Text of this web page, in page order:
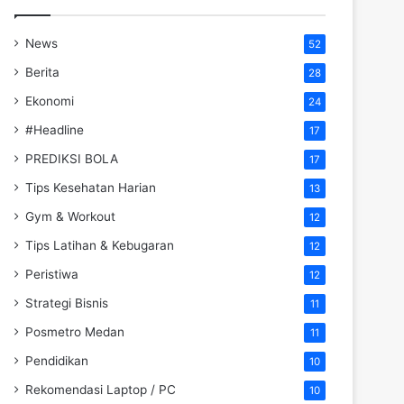
News 52
Berita 28
Ekonomi 24
#Headline 17
PREDIKSI BOLA 17
Tips Kesehatan Harian 13
Gym & Workout 12
Tips Latihan & Kebugaran 12
Peristiwa 12
Strategi Bisnis 11
Posmetro Medan 11
Pendidikan 10
Rekomendasi Laptop / PC 10